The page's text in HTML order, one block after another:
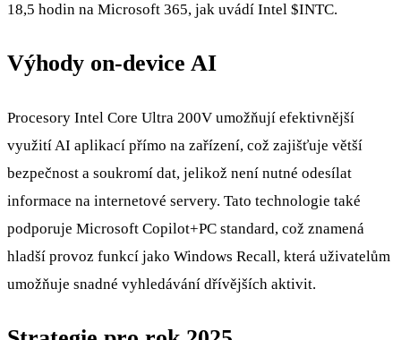
18,5 hodin na Microsoft 365, jak uvádí Intel $INTC.
Výhody on-device AI
Procesory Intel Core Ultra 200V umožňují efektivnější
využití AI aplikací přímo na zařízení, což zajišťuje větší
bezpečnost a soukromí dat, jelikož není nutné odesílat
informace na internetové servery. Tato technologie také
podporuje Microsoft Copilot+PC standard, což znamená
hladší provoz funkcí jako Windows Recall, která uživatelům
umožňuje snadné vyhledávání dřívějších aktivit.